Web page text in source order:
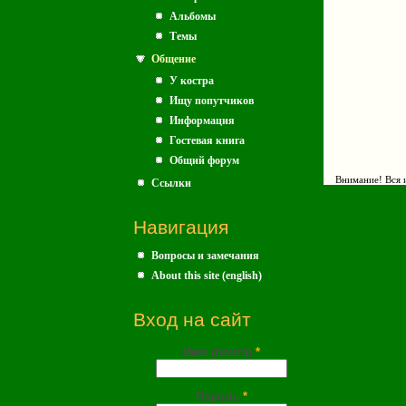
Альбомы
Темы
Общение
У костра
Ищу попутчиков
Информация
Гостевая книга
Общий форум
Ссылки
Навигация
Вопросы и замечания
About this site (english)
Вход на сайт
Имя (почта) *
Пароль *
Внимание! Вся